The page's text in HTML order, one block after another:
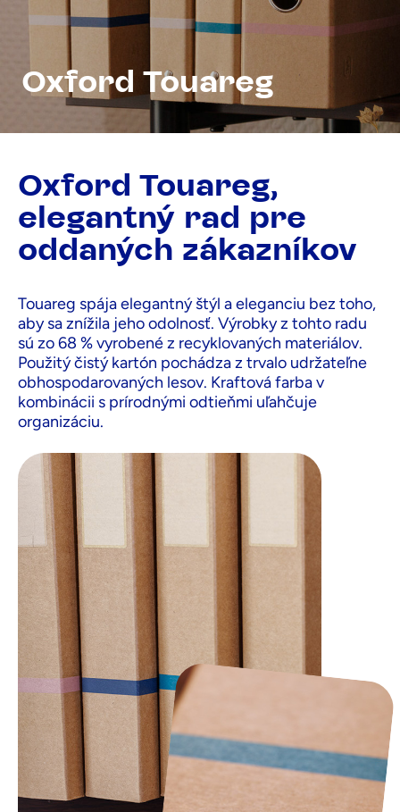
Oxford Touareg
Oxford Touareg,
elegantný rad pre
oddaných zákazníkov
Touareg spája elegantný štýl a eleganciu bez toho,
aby sa znížila jeho odolnosť. Výrobky z tohto radu
sú zo 68 % vyrobené z recyklovaných materiálov.
Použitý čistý kartón pochádza z trvalo udržateľne
obhospodarovaných lesov. Kraftová farba v
kombinácii s prírodnými odtieňmi uľahčuje
organizáciu.